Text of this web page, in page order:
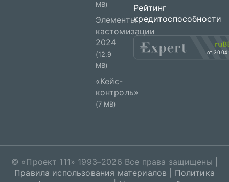
MB)
Элементы
кастомизации
2024
(12,9
MB)
«Кейс-
контроль»
(7 MB)
Рейтинг
кредитоспособности
от
© «Проект 111» 1993–2026 Все права защищены |
Правила использования материалов
Политика